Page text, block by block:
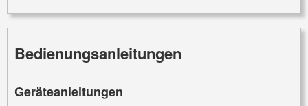
Bedienungsanleitungen
Geräteanleitungen